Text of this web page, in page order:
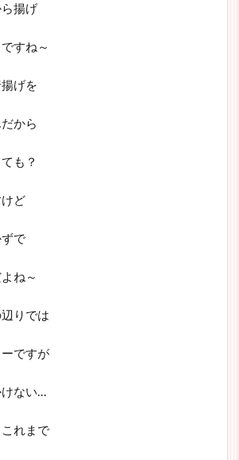
揚げ
すね～
げを
から
も？
ど
で
ね～
りでは
ですが
ない…
れまで